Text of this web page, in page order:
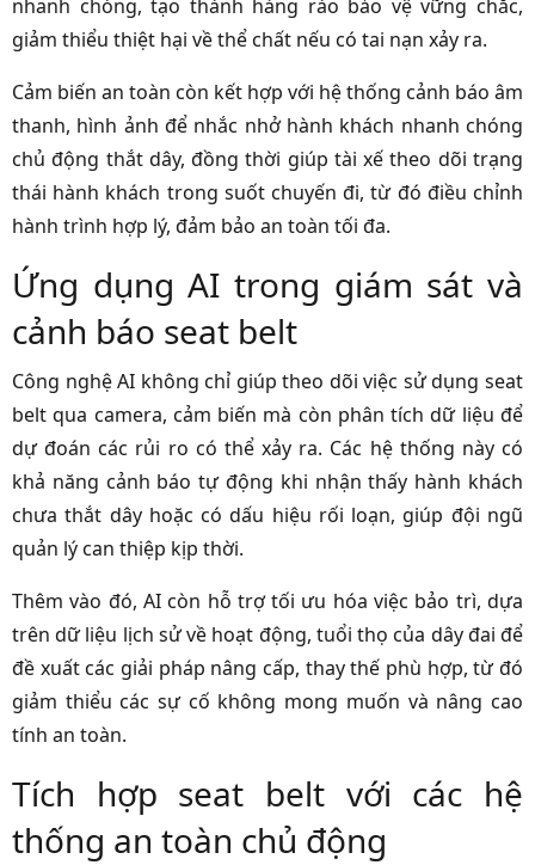
nhanh chóng, tạo thành hàng rào bảo vệ vững chắc,
giảm thiểu thiệt hại về thể chất nếu có tai nạn xảy ra.
Cảm biến an toàn còn kết hợp với hệ thống cảnh báo âm
thanh, hình ảnh để nhắc nhở hành khách nhanh chóng
chủ động thắt dây, đồng thời giúp tài xế theo dõi trạng
thái hành khách trong suốt chuyến đi, từ đó điều chỉnh
hành trình hợp lý, đảm bảo an toàn tối đa.
Ứng dụng AI trong giám sát và
cảnh báo seat belt
Công nghệ AI không chỉ giúp theo dõi việc sử dụng seat
belt qua camera, cảm biến mà còn phân tích dữ liệu để
dự đoán các rủi ro có thể xảy ra. Các hệ thống này có
khả năng cảnh báo tự động khi nhận thấy hành khách
chưa thắt dây hoặc có dấu hiệu rối loạn, giúp đội ngũ
quản lý can thiệp kịp thời.
Thêm vào đó, AI còn hỗ trợ tối ưu hóa việc bảo trì, dựa
trên dữ liệu lịch sử về hoạt động, tuổi thọ của dây đai để
đề xuất các giải pháp nâng cấp, thay thế phù hợp, từ đó
giảm thiểu các sự cố không mong muốn và nâng cao
tính an toàn.
Tích hợp seat belt với các hệ
thống an toàn chủ động